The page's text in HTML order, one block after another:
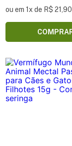
ou em 1x de R$ 21,90